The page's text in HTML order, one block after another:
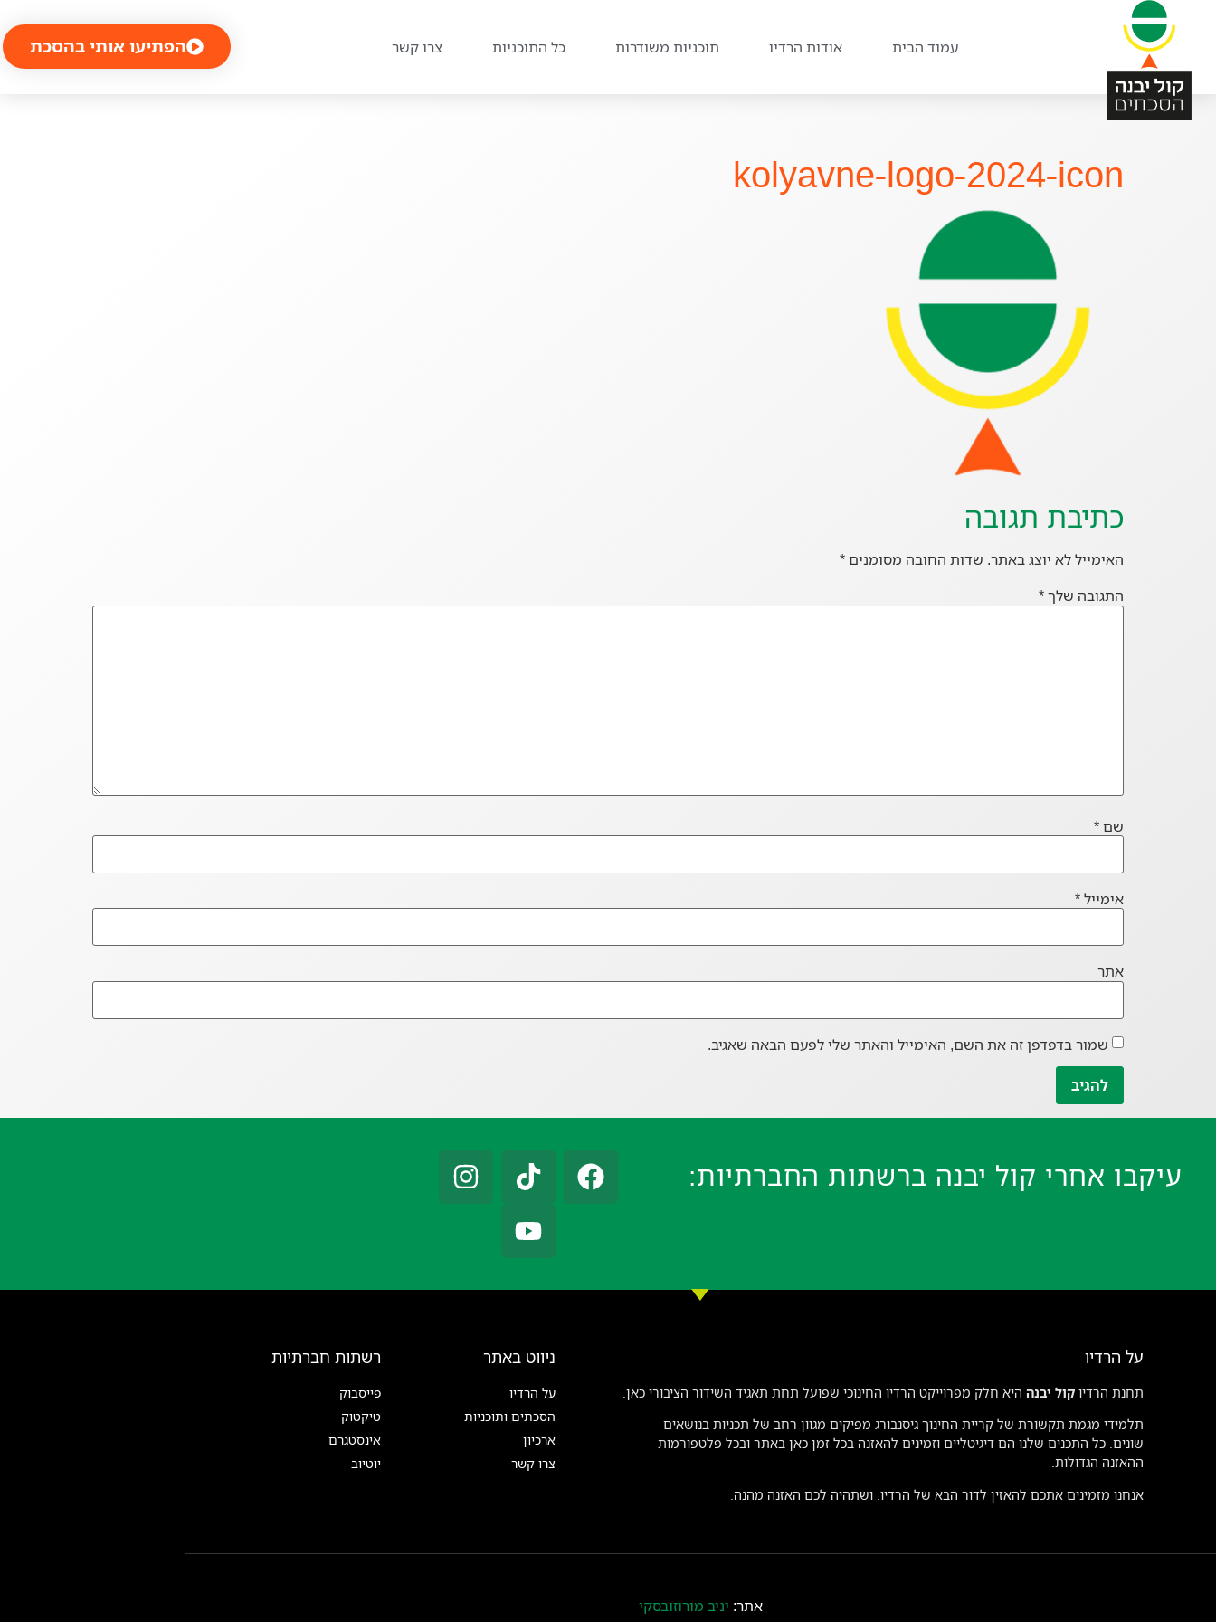
עמוד הבית אודות הרדיו תוכניות משודרות כל התוכניות צרו קשר הפתיעו אותי בהסכת
kolyavne-logo-2024-icon
כתיבת תגובה
האימייל לא יוצג באתר. שדות החובה מסומנים*
התגובה שלך*
שם*
אימייל*
אתר
שמור בדפדפן זה את השם, האימייל והאתר שלי לפעם הבאה שאגיב.
עיקבו אחרי קול יבנה ברשתות החברתיות:
על הרדיו
תחנת הרדיו קול יבנה היא חלק מפרוייקט הרדיו החינוכי שפועל תחת תאגיד השידור הציבורי כאן.
תלמידי מגמת תקשורת של קריית החינוך גיסנבורג מפיקים מגוון רחב של תכניות בנושאים
שונים. כל התכנים שלנו הם דיגיטליים וזמינים להאזנה בכל זמן כאן באתר ובכל פלטפורמות
ההאזנה הגדולות.
אנחנו מזמינים אתכם להאזין לדור הבא של הרדיו. ושתהיה לכם האזנה מהנה.
ניווט באתר
על הרדיו
הסכתים ותוכניות
ארכיון
צרו קשר
רשתות חברתיות
פייסבוק
טיקטוק
אינסטגרם
יוטיוב
אתר: יניב מורוזובסקי